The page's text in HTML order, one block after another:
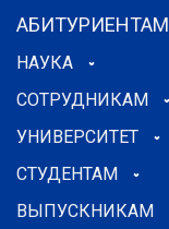
АБИТУРИЕНТАМ
НАУКА
СОТРУДНИКАМ
УНИВЕРСИТЕТ
СТУДЕНТАМ
ВЫПУСКНИКАМ